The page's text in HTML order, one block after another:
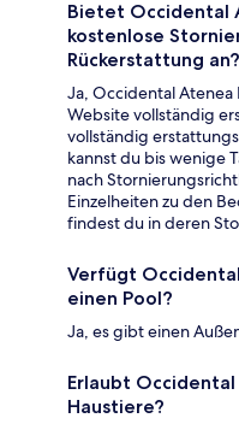
Bietet Occidental
kostenlose
Rückerstattung an?
Ja, Occidental
Website vollständig
vollständig
kannst du bis wenige
nach
Einzelheiten zu den
findest du in deren
Verfügt
einen Pool?
Ja, es gibt einen
Erlaubt
Haustiere?